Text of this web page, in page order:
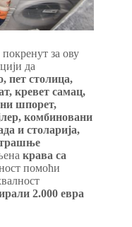
за ову
да
пет столица,
кревет самац,
шпорет,
комбиновани
и столарија,
крава са
помоћи
2.000 евра